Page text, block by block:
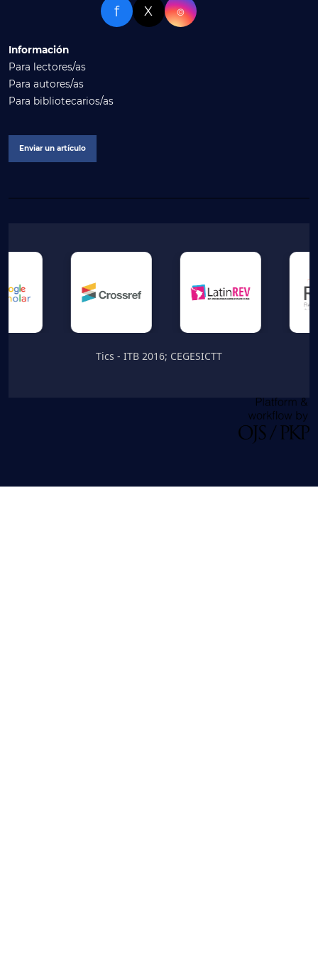
f X ⌾
Información
Para lectores/as
Para autores/as
Para bibliotecarios/as
Enviar un artículo
Tics - ITB 2016; CEGESICTT